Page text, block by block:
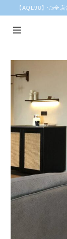
【AQL9U】👈全